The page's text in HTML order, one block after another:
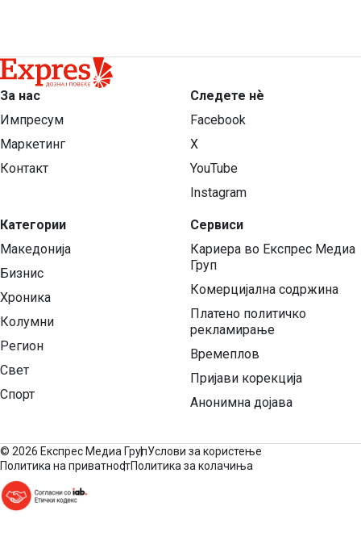
За нас
Импресум
Маркетинг
Контакт
Категории
Македонија
Бизнис
Хроника
Колумни
Регион
Свет
Спорт
Следете нѐ
Facebook
X
YouTube
Instagram
Сервиси
Кариера во Експрес Медиа
Груп
Комерцијална содржина
Платено политичко
рекламирање
Времеплов
Пријави корекција
Анонимна дојава
© 2026 Експрес Медиа ГрупУслови за користење
Политика на приватностПолитика за колачиња